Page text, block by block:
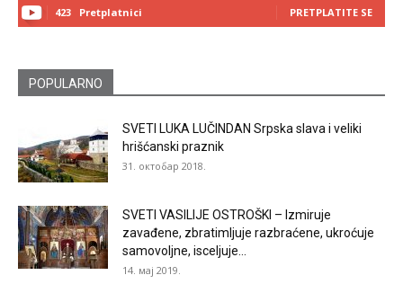
423 Pretplatnici PRETPLATITE SE
POPULARNO
SVETI LUKA LUČINDAN Srpska slava i veliki
hrišćanski praznik
31. октобар 2018.
SVETI VASILIJE OSTROŠKI – Izmiruje
zavađene, zbratimljuje razbraćene, ukroćuje
samovoljne, isceljuje...
14. мај 2019.